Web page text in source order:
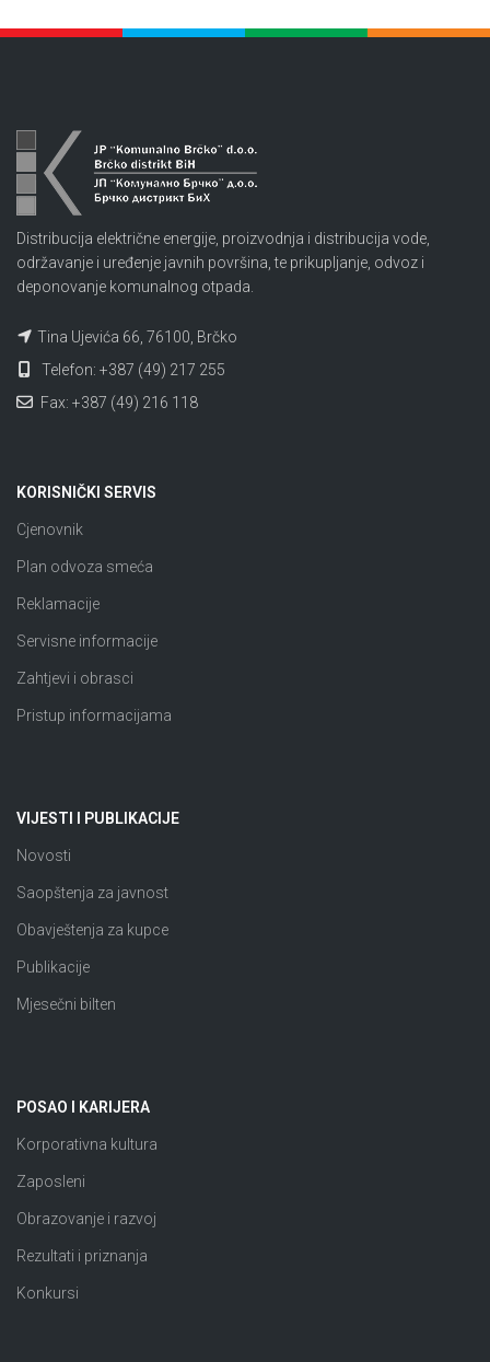
Distribucija električne energije, proizvodnja i distribucija vode,
održavanje i uređenje javnih površina, te prikupljanje, odvoz i
deponovanje komunalnog otpada.
Tina Ujevića 66, 76100, Brčko
Telefon: +387 (49) 217 255
Fax: +387 (49) 216 118
KORISNIČKI SERVIS
Cjenovnik
Plan odvoza smeća
Reklamacije
Servisne informacije
Zahtjevi i obrasci
Pristup informacijama
VIJESTI I PUBLIKACIJE
Novosti
Saopštenja za javnost
Obavještenja za kupce
Publikacije
Mjesečni bilten
POSAO I KARIJERA
Korporativna kultura
Zaposleni
Obrazovanje i razvoj
Rezultati i priznanja
Konkursi